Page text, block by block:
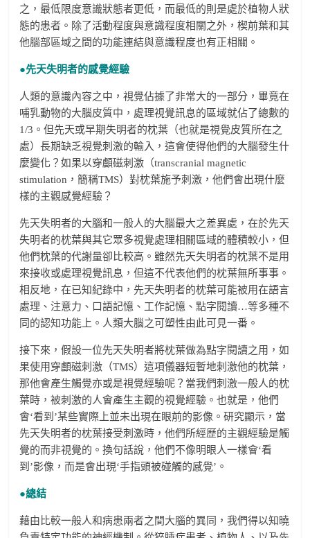
之，最低限度意識狀態者更低，而最低的則是處於植物人狀
態的患者。除了活動程度與意識程度相關之外，楔前葉和其
他腦部區域之間的功能連結與意識程度也有正相關。
●先天失明者的感覺經驗
人類的意識內容之中，視覺佔據了非常大的一部分，畢竟在
哺乳動物的大腦皮質中，處理視覺訊息的區域就佔了總數的
1/3。但先天或早期失明者的枕葉（也就是視覺皮質所在之
處）長期缺乏視覺刺激的輸入，這會使得他們的大腦發生什
麼變化？如果以穿顱磁刺激（transcranial magnetic
stimulation，簡稱TMS）對枕葉施予刺激，他們會出現什麼
樣的主觀感覺經驗？
先天失明者的大腦和一般人的大腦最大之差異處，在於先天
失明者的枕葉與其它眾多視覺處理相關區域的體積較小，但
他們枕葉的代謝量卻比較高。雖然先天失明者的枕葉不是用
來接收或處理視覺訊息，但這不代表他們的枕葉無所事事。
相反地，在已知紀錄中，先天失明者的枕葉可能被用在語言
處理、注意力、口語記憶、工作記憶、點字閱讀…等多種不
同的認知功能上。人類大腦之可塑性由此可見一番。
接下來，假設一位先天失明者將枕葉做為點字閱讀之用，如
果使用穿顱磁刺激（TMS）這項儀器短暫地刺激他的枕葉，
那他會產生觸覺亦或是視覺經驗呢？當我們刺激一般人的枕
葉時，被刺激的人會產生主觀的視覺經驗。也就是，他們
會‘看到’某些實際上並未出現在眼前的影像。研究顯示，當
先天失明者的枕葉接受刺激時，他們所經歷的主觀經驗是觸
覺的而非視覺的。換句話說，他們不像明眼人一樣會‘看
到’影像，而是會出現‘手指頭被碰觸的感覺’。
●總結
藉由比較一般人和病患兩者之間大腦的異同，我們得以知曉